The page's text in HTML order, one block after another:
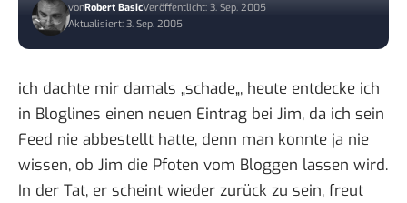
vonRobert BasicVeröffentlicht: 3. Sep. 2005
Aktualisiert: 3. Sep. 2005
ich dachte mir damals „schade„, heute entdecke ich
in Bloglines einen neuen Eintrag bei Jim, da ich sein
Feed nie abbestellt hatte, denn man konnte ja nie
wissen, ob Jim die Pfoten vom Bloggen lassen wird.
In der Tat, er scheint wieder zurück zu sein, freut